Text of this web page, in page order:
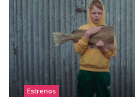
Estrenos